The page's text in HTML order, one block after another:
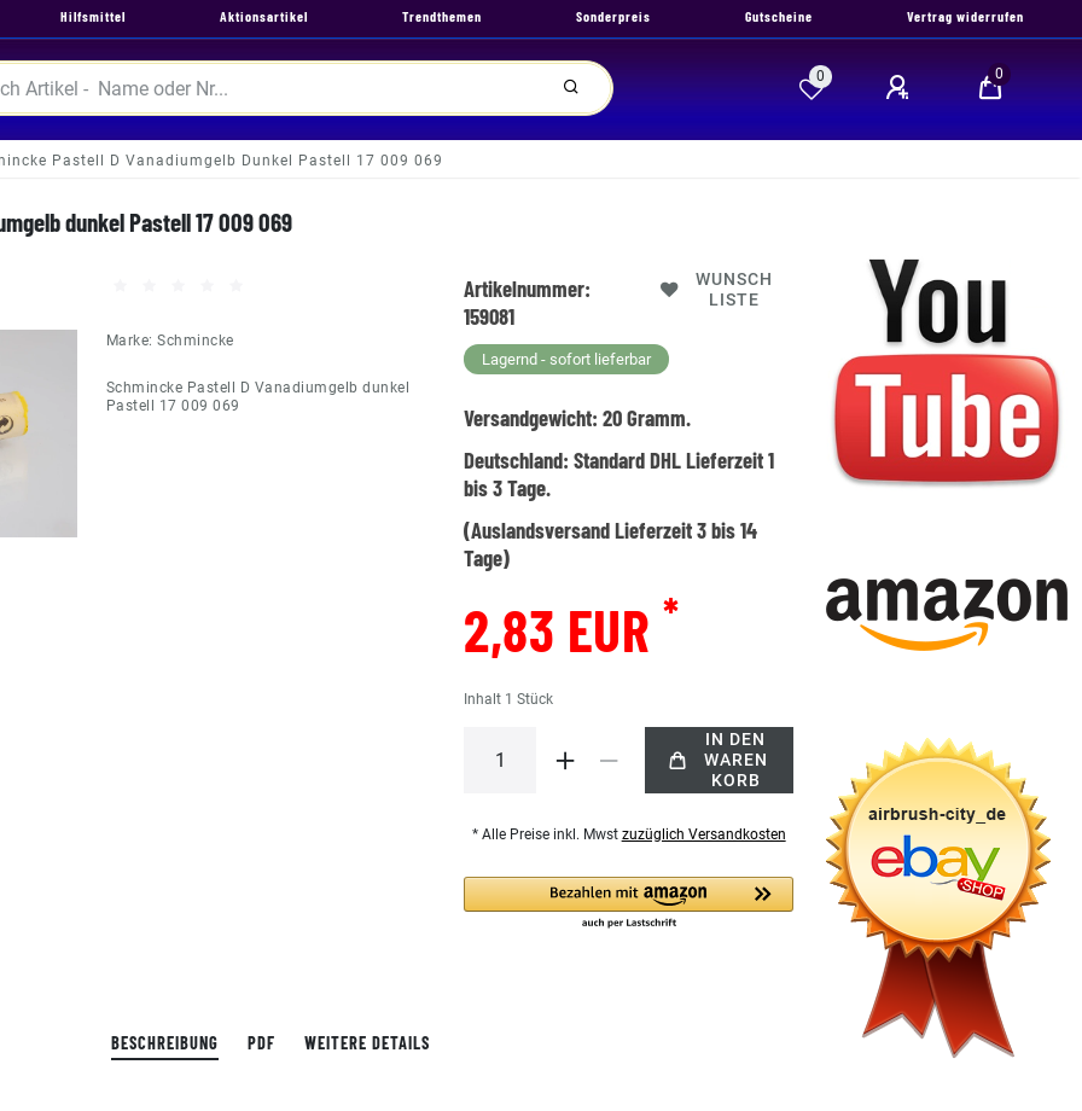
Hilfsmittel Aktionsartikel Trendthemen Sonderpreis Gutscheine Vertrag widerrufen
0 0
Pastell D Vanadiumgelb Dunkel Pastell 17 009 069
dunkel Pastell 17 009 069
Marke:Schmincke
Schmincke Pastell D Vanadiumgelb dunkel
Pastell 17 009 069
Artikelnummer:
159081
WUNSCH
LISTE
Lagernd - sofort lieferbar
Versandgewicht:20Gramm.
Deutschland:Standard DHL Lieferzeit 1
bis 3 Tage.
(Auslandsversand Lieferzeit 3 bis 14
Tage)
2,83 EUR *
Inhalt 1Stück
IN DEN
WAREN
KORB
* Alle Preise inkl. Mwst zuzüglich Versandkosten
BESCHREIBUNG PDF WEITERE DETAILS